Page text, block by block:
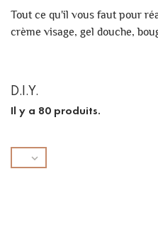
Tout ce qu'il vous faut pour
crème visage, gel douche,
D.I.Y.
Il y a 80 produits.
